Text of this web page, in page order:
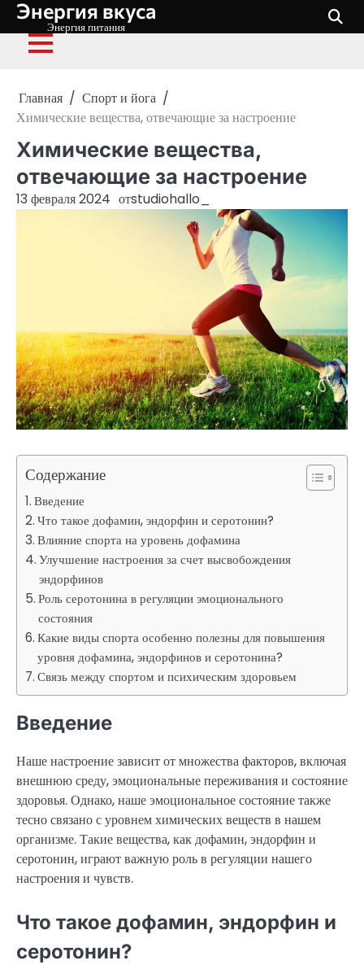
Перейти
содержимому
Энергия вкуса
Энергия питания
Главная
Спорт и йога
Химические вещества, отвечающие за настроение
Химические вещества,
отвечающие за настроение
13 февраля 2024 отstudiohallo_
Содержание
Введение
Что такое дофамин, эндорфин и серотонин?
Влияние спорта на уровень дофамина
Улучшение настроения за счет высвобождения
эндорфинов
Роль серотонина в регуляции эмоционального
состояния
Какие виды спорта особенно полезны для повышения
уровня дофамина, эндорфинов и серотонина?
Связь между спортом и психическим здоровьем
Введение
Наше настроение зависит от множества факторов, включая
внешнюю среду, эмоциональные переживания и состояние
здоровья. Однако, наше эмоциональное состояние также
тесно связано с уровнем химических веществ в нашем
организме. Такие вещества, как дофамин, эндорфин и
серотонин, играют важную роль в регуляции нашего
настроения и чувств.
Что такое дофамин, эндорфин и
серотонин?